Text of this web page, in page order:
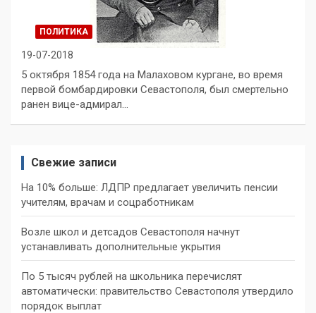
ПОЛИТИКА
19-07-2018
5 октября 1854 года на Малаховом кургане, во время
первой бомбардировки Севастополя, был смертельно
ранен вице-адмирал…
Свежие записи
На 10% больше: ЛДПР предлагает увеличить пенсии
учителям, врачам и соцработникам
Возле школ и детсадов Севастополя начнут
устанавливать дополнительные укрытия
По 5 тысяч рублей на школьника перечислят
автоматически: правительство Севастополя утвердило
порядок выплат